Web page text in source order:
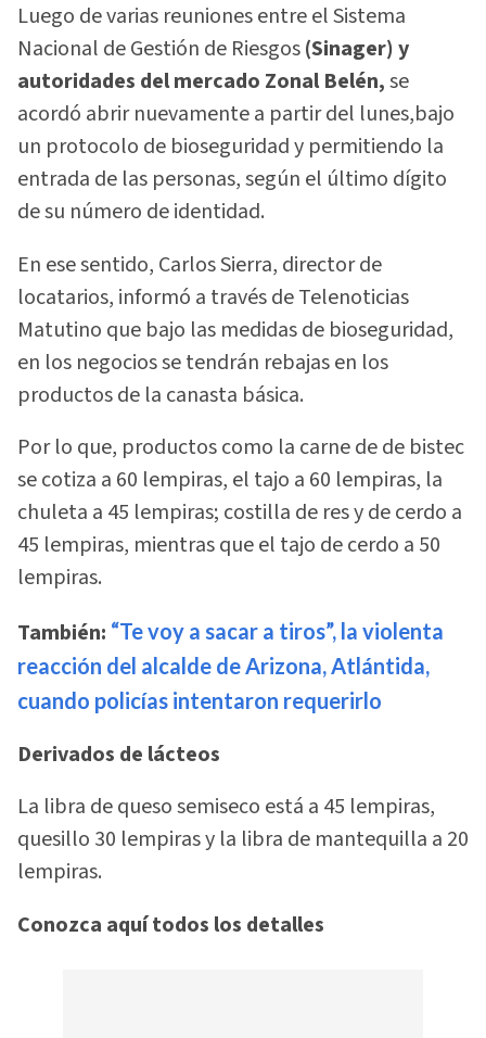
Luego de varias reuniones entre el Sistema
Nacional de Gestión de Riesgos(Sinager) y
autoridades del mercado Zonal Belén,se
acordó abrir nuevamente a partir del lunes,bajo
un protocolo de bioseguridad y permitiendo la
entrada de las personas, según el último dígito
de su número de identidad.
En ese sentido, Carlos Sierra, director de
locatarios, informó a través de Telenoticias
Matutino que bajo las medidas de bioseguridad,
en los negocios se tendrán rebajas en los
productos de la canasta básica.
Por lo que, productos como la carne de de bistec
se cotiza a 60 lempiras, el tajo a 60 lempiras, la
chuleta a 45 lempiras; costilla de res y de cerdo a
45 lempiras, mientras que el tajo de cerdo a 50
lempiras.
También: “Te voy a sacar a tiros”, la violenta
reacción del alcalde de Arizona, Atlántida,
cuando policías intentaron requerirlo
Derivados de lácteos
La libra de queso semiseco está a 45 lempiras,
quesillo 30 lempiras y la libra de mantequilla a 20
lempiras.
Conozca aquí todos los detalles